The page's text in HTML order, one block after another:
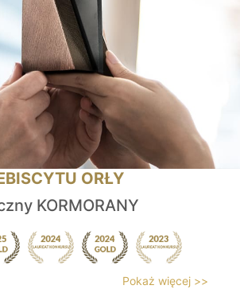
ORŁY
KORMORANY
Pokaż więcej >>